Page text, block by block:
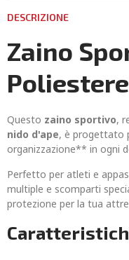
DESCRIZIONE
Zaino
Questo zaino sportivo,
nido d'ape, è progettato
organizzazione** in ogni
Perfetto per atleti e
multiple e scomparti
protezione per la tua